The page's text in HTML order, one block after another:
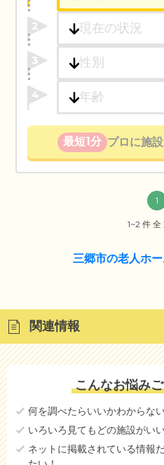
2
3
4
最短1分 プロに施
1
1~2 件 全
三郷市の老人ホ
関連情報
こんなお悩み
何を調べたらいいかわからない
いろいろ見てもどの施設がい
ネットに掲載されている情報